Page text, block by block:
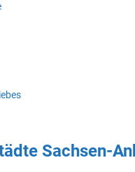
Sachsen-